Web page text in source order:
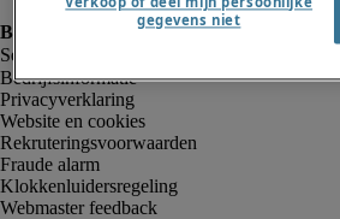
Bedrijfsinformatie
Privacyverklaring
Website en cookies
Rekruteringsvoorwaarden
Fraude alarm
Klokkenluidersregeling
Webmaster feedback
gegevens niet